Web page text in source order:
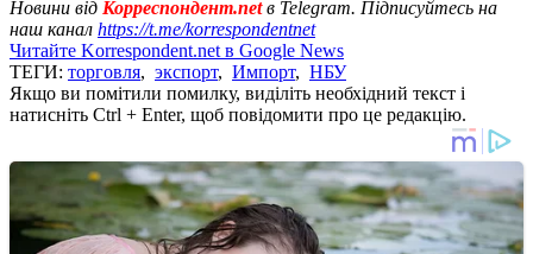
Новини від Корреспондент.netв Telegram. Підписуйтесь на
наш канал https://t.me/korrespondentnet
Читайте Korrespondent.net в Google News
ТЕГИ: торговля, экспорт, Импорт, НБУ
Якщо ви помітили помилку, виділіть необхідний текст і
натисніть Ctrl + Enter, щоб повідомити про це редакцію.